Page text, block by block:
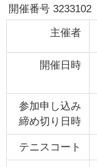
開催番号3233102
主催者
開催日時
参加申し込み
締め切り日時
テニスコート